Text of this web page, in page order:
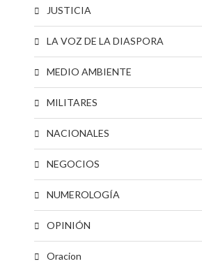
JUSTICIA
LA VOZ DE LA DIASPORA
MEDIO AMBIENTE
MILITARES
NACIONALES
NEGOCIOS
NUMEROLOGÍA
OPINIÓN
Oracion